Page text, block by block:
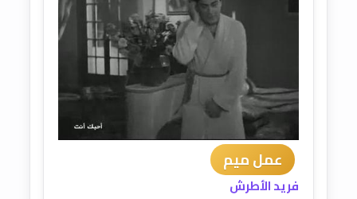
عمل ميم
فريد الأطرش